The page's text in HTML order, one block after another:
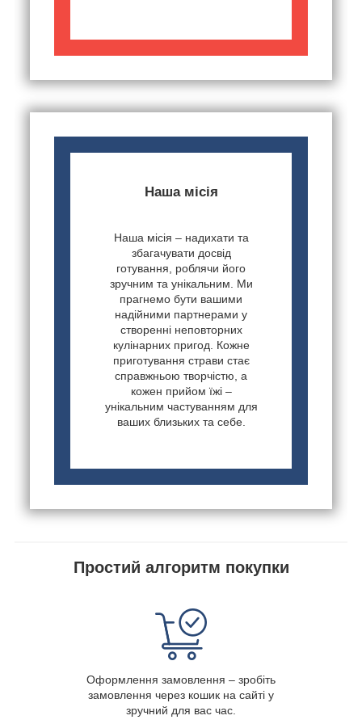
Наша місія
Наша місія – надихати та
збагачувати досвід
готування, роблячи його
зручним та унікальним. Ми
прагнемо бути вашими
надійними партнерами у
створенні неповторних
кулінарних пригод. Кожне
приготування страви стає
справжньою творчістю, а
кожен прийом їжі –
унікальним частуванням для
ваших близьких та себе.
Простий алгоритм покупки
Оформлення замовлення – зробіть
замовлення через кошик на сайті у
зручний для вас час.